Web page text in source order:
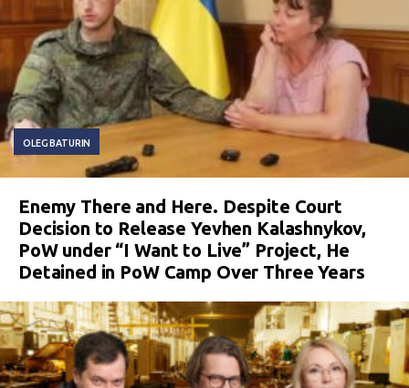
OLEG BATURIN
Enemy There and Here. Despite Court
Decision to Release Yevhen Kalashnykov,
PoW under “I Want to Live” Project, He
Detained in PoW Camp Over Three Years